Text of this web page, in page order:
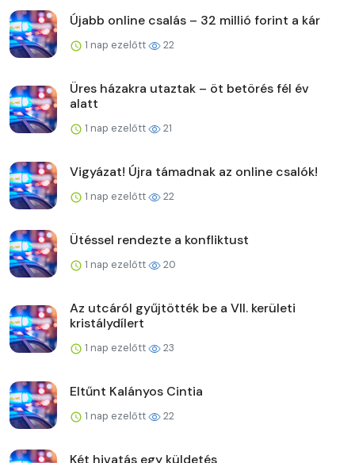
Újabb online csalás – 32 millió forint a kár
1 nap ezelőtt 22
Üres házakra utaztak – öt betörés fél év
alatt
1 nap ezelőtt 21
Vigyázat! Újra támadnak az online csalók!
1 nap ezelőtt 22
Ütéssel rendezte a konfliktust
1 nap ezelőtt 20
Az utcáról gyűjtötték be a VII. kerületi
kristálydílert
1 nap ezelőtt 23
Eltűnt Kalányos Cintia
1 nap ezelőtt 22
Két hivatás egy küldetés